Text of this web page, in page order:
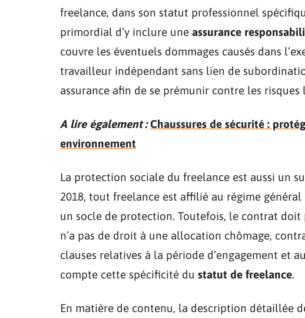
freelance, dans son statut professionnel
primordial d’y inclure une assurance
couvre les éventuels dommages causés dans
travailleur indépendant sans lien de
assurance afin de se prémunir contre les risques
A lire également : Chaussures de sécurité :
environnement
La protection sociale du freelance est aussi un
2018, tout freelance est affilié au régime général
un socle de protection. Toutefois, le contrat
n’a pas de droit à une allocation chômage,
clauses relatives à la période d’engagement et
compte cette spécificité du statut de freelance.
En matière de contenu, la description détaillée